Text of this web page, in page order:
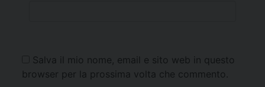
Salva il mio nome, email e sito web in questo
browser per la prossima volta che commento.